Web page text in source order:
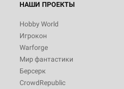
НАШИ ПРОЕКТЫ
Hobby World
Игрокон
Warforge
Мир фантастики
Берсерк
CrowdRepublic